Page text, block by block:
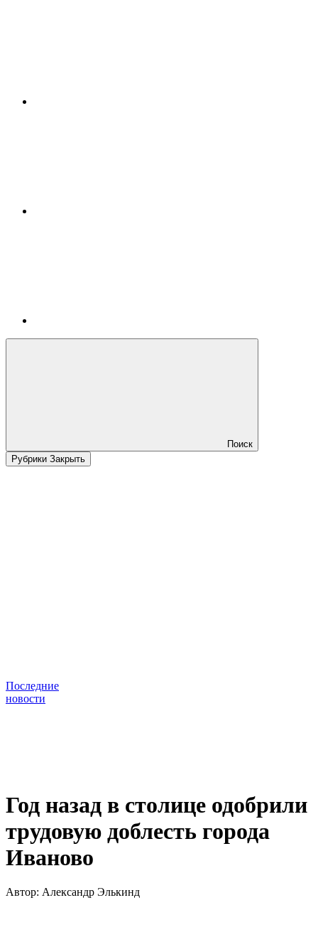
Поиск
Рубрики Закрыть
Последние
новости
Год назад в столице одобрили
трудовую доблесть города
Иваново
Автор: Александр Элькинд